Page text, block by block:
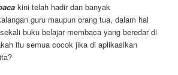
kini telah hadir dan banyak
guru maupun orang tua, dalam hal
buku belajar membaca yang beredar di
itu semua cocok jika di aplikasikan